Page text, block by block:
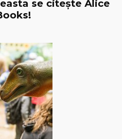
se citește Alice